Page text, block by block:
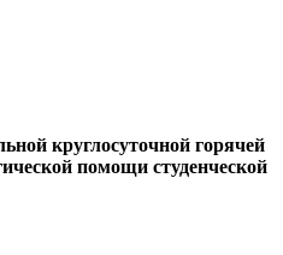
круглосуточной горячей
помощи студенческой